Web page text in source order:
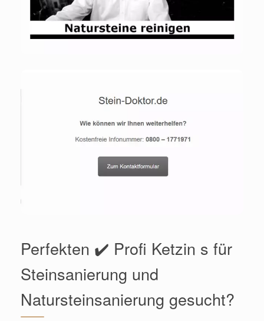
Perfekten ✔️ Profi Ketzin s für
Steinsanierung und
Natursteinsanierung gesucht?